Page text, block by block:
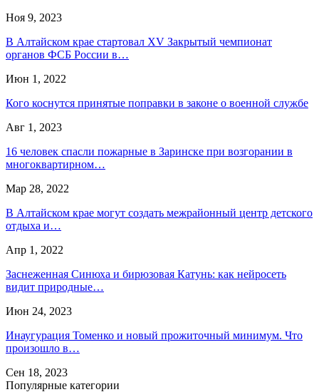
Ноя 9, 2023
В Алтайском крае стартовал XV Закрытый чемпионат
органов ФСБ России в…
Июн 1, 2022
Кого коснутся принятые поправки в законе о военной службе
Авг 1, 2023
16 человек спасли пожарные в Заринске при возгорании в
многоквартирном…
Мар 28, 2022
В Алтайском крае могут создать межрайонный центр детского
отдыха и…
Апр 1, 2022
Заснеженная Синюха и бирюзовая Катунь: как нейросеть
видит природные…
Июн 24, 2023
Инаугурация Томенко и новый прожиточный минимум. Что
произошло в…
Сен 18, 2023
Популярные категории